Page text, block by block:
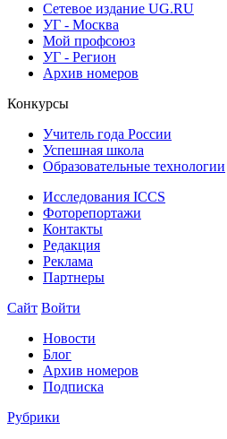
Сетевое издание UG.RU
УГ - Москва
Мой профсоюз
УГ - Регион
Архив номеров
Конкурсы
Учитель года России
Успешная школа
Образовательные технологии
Исследования ICCS
Фоторепортажи
Контакты
Редакция
Реклама
Партнеры
Сайт Войти
Новости
Блог
Архив номеров
Подписка
Рубрики